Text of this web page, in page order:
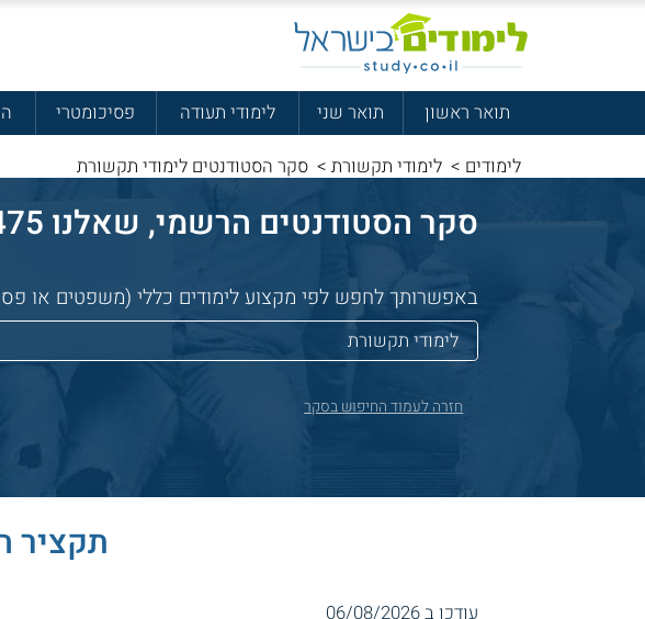
תואר ראשון תואר שני לימודי תעודה פסיכומטרי
לימודים > לימודי תקשורת > סקר הסטודנטים לימודי תקשורת
סקר הסטודנטים הרשמי, שאלנו 32,475 סטודנטים איפה הכי כדאי ללמוד:
באפשרותך לחפש לפי מקצוע לימודים כללי (משפטים או
חזרה לעמוד החיפוש בסקר
תקציר
עודכן ב 06/08/2026